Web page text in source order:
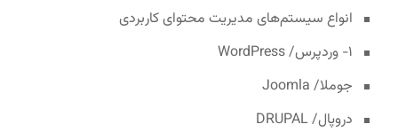
انواع سیستم‌های مدیریت محتوای کاربردی
۱- وردپرس/ WordPress
جوملا/ Joomla
دروپال/ DRUPAL